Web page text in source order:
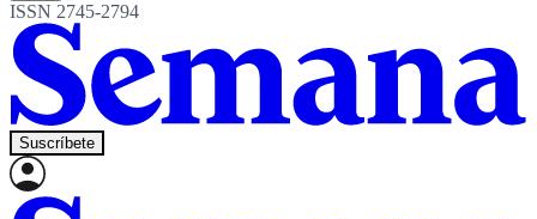
ISSN 2745-2794
Suscríbete